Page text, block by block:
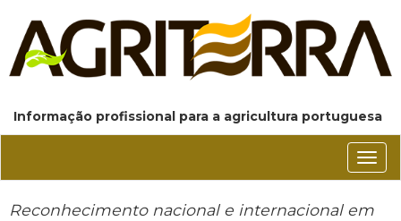
Informação profissional para a agricultura portuguesa
Reconhecimento nacional e internacional em